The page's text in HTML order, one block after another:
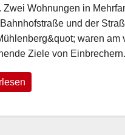
Zwei Wohnungen in
und der
waren am
Ziele von